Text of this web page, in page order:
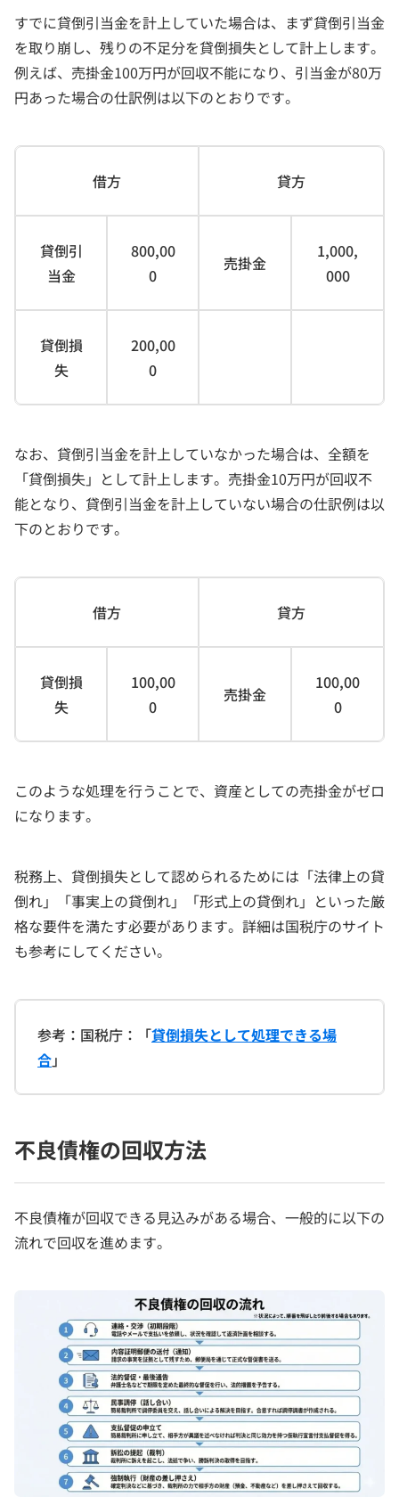
すでに貸倒引当金を計上していた場合は、まず貸倒引当金
を取り崩し、残りの不足分を貸倒損失として計上します。
例えば、売掛金100万円が回収不能になり、引当金が80万
円あった場合の仕訳例は以下のとおりです。
借方 貸方
貸倒引
当金
800,00
0
売掛金
1,000,
000
貸倒損
失
200,00
0
なお、貸倒引当金を計上していなかった場合は、全額を
「貸倒損失」として計上します。売掛金10万円が回収不
能となり、貸倒引当金を計上していない場合の仕訳例は以
下のとおりです。
借方 貸方
貸倒損
失
100,00
0
売掛金
100,00
0
このような処理を行うことで、資産としての売掛金がゼロ
になります。
税務上、貸倒損失として認められるためには「法律上の貸
倒れ」「事実上の貸倒れ」「形式上の貸倒れ」といった厳
格な要件を満たす必要があります。詳細は国税庁のサイト
も参考にしてください。
参考：国税庁：「貸倒損失として処理できる場
合」
不良債権の回収方法
不良債権が回収できる見込みがある場合、一般的に以下の
流れで回収を進めます。